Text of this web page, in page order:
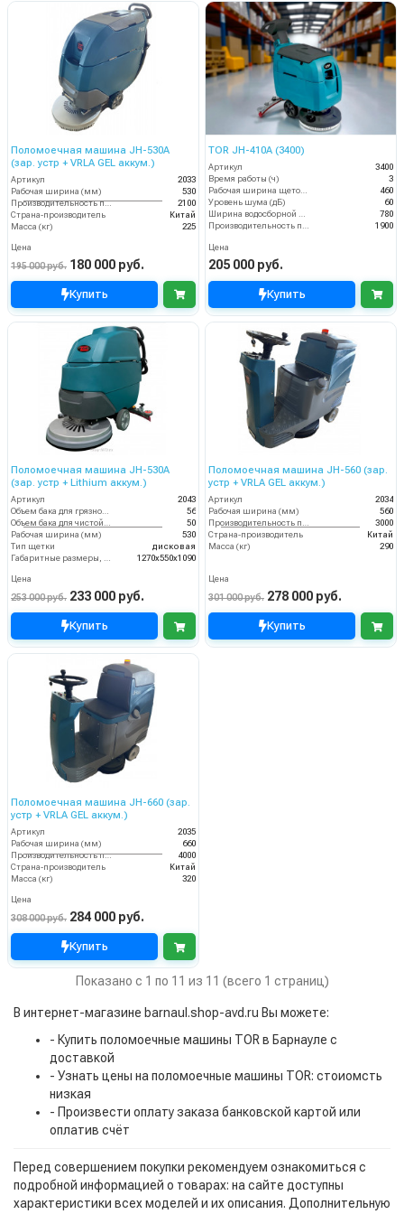
Поломоечная машина JH-530A
(зар. устр + VRLA GEL аккум.)
Артикул
2033
Рабочая ширина (мм)
530
Производительность по площади (м2/ч)
2100
Страна-производитель
Китай
Масса (кг)
225
Цена
195 000 руб. 180 000 руб.
Купить
TOR JH-410A (3400)
Артикул
3400
Время работы (ч)
3
460
Уровень шума (дБ)
60
780
1900
Цена
205 000 руб.
Купить
Поломоечная машина JH-530A
(зар. устр + Lithium аккум.)
Артикул
2043
Объем бака для грязной воды, л
56
Объем бака для чистой воды, л
50
Рабочая ширина (мм)
530
Тип щетки
дисковая
Габаритные размеры, мм
1270х550х1090
Цена
253 000 руб. 233 000 руб.
Купить
Поломоечная машина JH-560 (зар.
устр + VRLA GEL аккум.)
Артикул
2034
Рабочая ширина (мм)
560
Производительность по площади (м2/ч)
3000
Страна-производитель
Китай
Масса (кг)
290
Цена
301 000 руб. 278 000 руб.
Купить
Поломоечная машина JH-660 (зар.
устр + VRLA GEL аккум.)
Артикул
2035
Рабочая ширина (мм)
660
Производительность по площади (м2/ч)
4000
Страна-производитель
Китай
Масса (кг)
320
Цена
308 000 руб. 284 000 руб.
Купить
Показано с 1 по 11 из 11 (всего 1 страниц)
В интернет-магазине barnaul.shop-avd.ru Вы можете:
- Купить поломоечные машины TOR в Барнауле с
доставкой
- Узнать цены на поломоечные машины TOR: стоиомсть
низкая
- Произвести оплату заказа банковской картой или
оплатив счёт
Перед совершением покупки рекомендуем ознакомиться с
подробной информацией о товарах: на сайте доступны
характеристики всех моделей и их описания. Дополнительную